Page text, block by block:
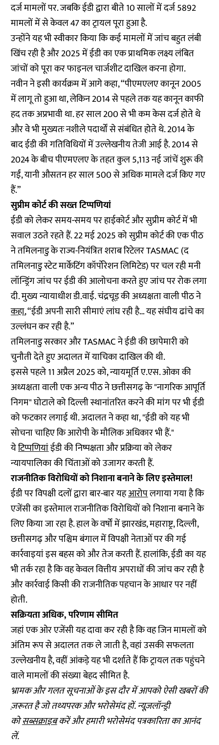
दर्ज मामलों पर. जबकि ईडी द्वारा बीते 10 सालों में दर्ज 5892
मामलों में से केवल 47 का ट्रायल पूरा हुआ है.
उन्होंने यह भी स्वीकार किया कि कई मामलों में जांच बहुत लंबी
खिंच रही है और 2025 में ईडी का एक प्राथमिक लक्ष्य लंबित
जांचों को पूरा कर फाइनल चार्जशीट दाखिल करना होगा.
नवीन ने इसी कार्यक्रम में आगे कहा, “पीएमएलए कानून 2005
में लागू तो हुआ था, लेकिन 2014 से पहले तक यह कानून काफी
हद तक अप्रभावी था. हर साल 200 से भी कम केस दर्ज होते थे
और वे भी मुख्यतः नशीले पदार्थों से संबंधित होते थे. 2014 के
बाद ईडी की गतिविधियों में उल्लेखनीय तेजी आई है. 2014 से
2024 के बीच पीएमएलए के तहत कुल 5,113 नई जांचें शुरू की
गईं, यानी औसतन हर साल 500 से अधिक मामले दर्ज किए गए
हैं.”
सुप्रीम कोर्ट की सख्त टिप्पणियां
ईडी को लेकर समय-समय पर हाईकोर्ट और सुप्रीम कोर्ट में भी
सवाल उठते रहते हैं. 22 मई 2025 को सुप्रीम कोर्ट की एक पीठ
ने तमिलनाडु के राज्य-नियंत्रित शराब रिटेलर TASMAC (द
तमिलनाडु स्टेट मार्केटिंग कॉर्पोरेशन लिमिटेड) पर चल रही मनी
लॉन्ड्रिंग जांच पर ईडी की आलोचना करते हुए जांच पर रोक लगा
दी. मुख्य न्यायाधीश डी.वाई. चंद्रचूड़ की अध्यक्षता वाली पीठ ने
कहा, “ईडी अपनी सारी सीमाएं लांघ रही है… यह संघीय ढांचे का
उल्लंघन कर रही है.”
तमिलनाडु सरकार और TASMAC ने ईडी की छापेमारी को
चुनौती देते हुए अदालत में याचिका दाखिल की थी.
इससे पहले 11 अप्रैल 2025 को, न्यायमूर्ति ए.एस. ओका की
अध्यक्षता वाली एक अन्य पीठ ने छत्तीसगढ़ के "नागर‍िक आपूर्ति
निगम" घोटाले को दिल्ली स्थानांतरित करने की मांग पर भी ईडी
को फटकार लगाई थी. अदालत ने कहा था, "ईडी को यह भी
सोचना चाहिए कि आरोपी के मौलिक अधिकार भी हैं."
येटिप्पणियांईडी की निष्पक्षता और प्रक्रिया को लेकर
न्यायपालिका की चिंताओं को उजागर करती हैं.
राजनीतिक विरोधियों को निशाना बनाने के लिए इस्तेमाल!
ईडी पर विपक्षी दलों द्वारा बार-बार यहआरोपलगाया गया है कि
एजेंसी का इस्तेमाल राजनीतिक विरोधियों को निशाना बनाने के
लिए किया जा रहा है. हाल के वर्षों में झारखंड, महाराष्ट्र, दिल्ली,
छत्तीसगढ़ और पश्चिम बंगाल में विपक्षी नेताओं पर की गई
कार्रवाइयां इस बहस को और तेज करती हैं. हालांकि, ईडी का यह
भी तर्क रहा है कि वह केवल वित्तीय अपराधों की जांच कर रही है
और कार्रवाई किसी की राजनीतिक पहचान के आधार पर नहीं
होती.
सक्रियता अधिक, परिणाम सीमित
जहां एक ओर एजेंसी यह दावा कर रही है कि वह जिन मामलों को
अंतिम रूप से अदालत तक ले जाती है, वहां उसकी सफलता
उल्लेखनीय है, वहीं आंकड़े यह भी दर्शाते हैं कि ट्रायल तक पहुंचने
वाले मामलों की संख्या बेहद सीमित है.
भ्रामक और गलत सूचनाओं के इस दौर में आपको ऐसी खबरों की
ज़रूरत है जो तथ्यपरक और भरोसेमंद हों. न्यूज़लॉन्ड्री
कोसब्सक्राइबकरें और हमारी भरोसेमंद पत्रकारिता का आनंद
लें.